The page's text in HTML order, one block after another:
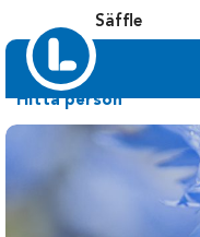
Säffle
Hitta person